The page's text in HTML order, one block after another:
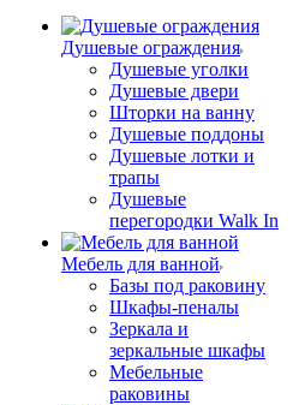
Душевые ограждения
Душевые уголки
Душевые двери
Шторки на ванну
Душевые поддоны
Душевые лотки и
трапы
Душевые
перегородки Walk In
Мебель для ванной
Базы под раковину
Шкафы-пеналы
Зеркала и
зеркальные шкафы
Мебельные
раковины